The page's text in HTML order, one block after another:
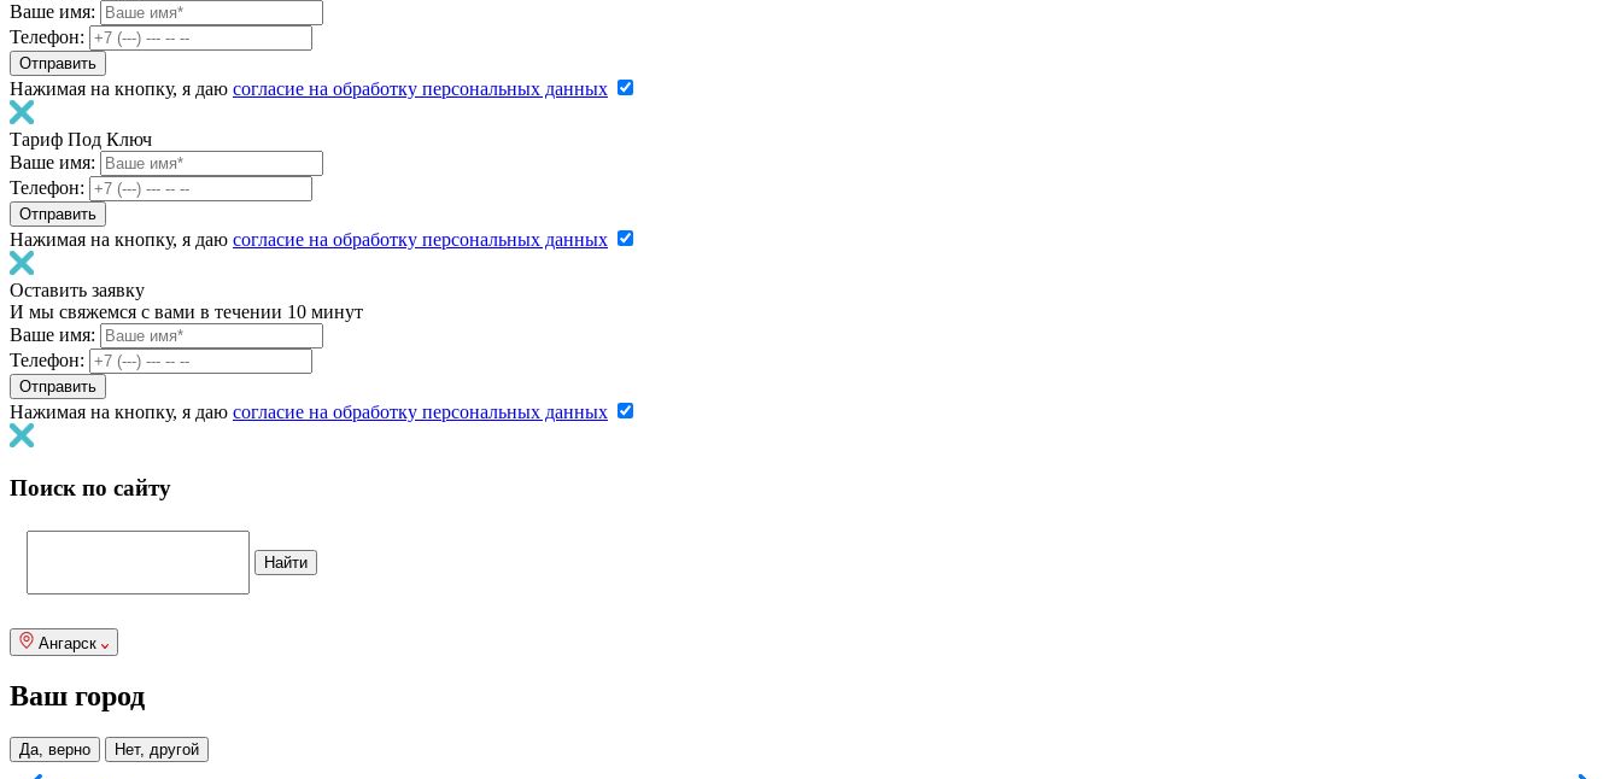
Ваше имя:
Телефон:
Нажимая на кнопку, я даю согласие на обработку персональных данных
Тариф Под Ключ
Ваше имя:
Телефон:
Нажимая на кнопку, я даю согласие на обработку персональных данных
Оставить заявку
И мы свяжемся с вами в течении 10 минут
Ваше имя:
Телефон:
Нажимая на кнопку, я даю согласие на обработку персональных данных
Поиск по сайту
Ангарск
Ваш город
Да, верно Нет, другой